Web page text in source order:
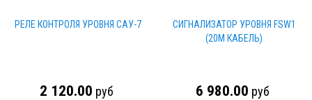
РЕЛЕ КОНТРОЛЯ УРОВНЯ САУ-7
2 120.00 руб
CИГНАЛИЗАТОР УРОВНЯ FSW1
(20М КАБЕЛЬ)
6 980.00 руб